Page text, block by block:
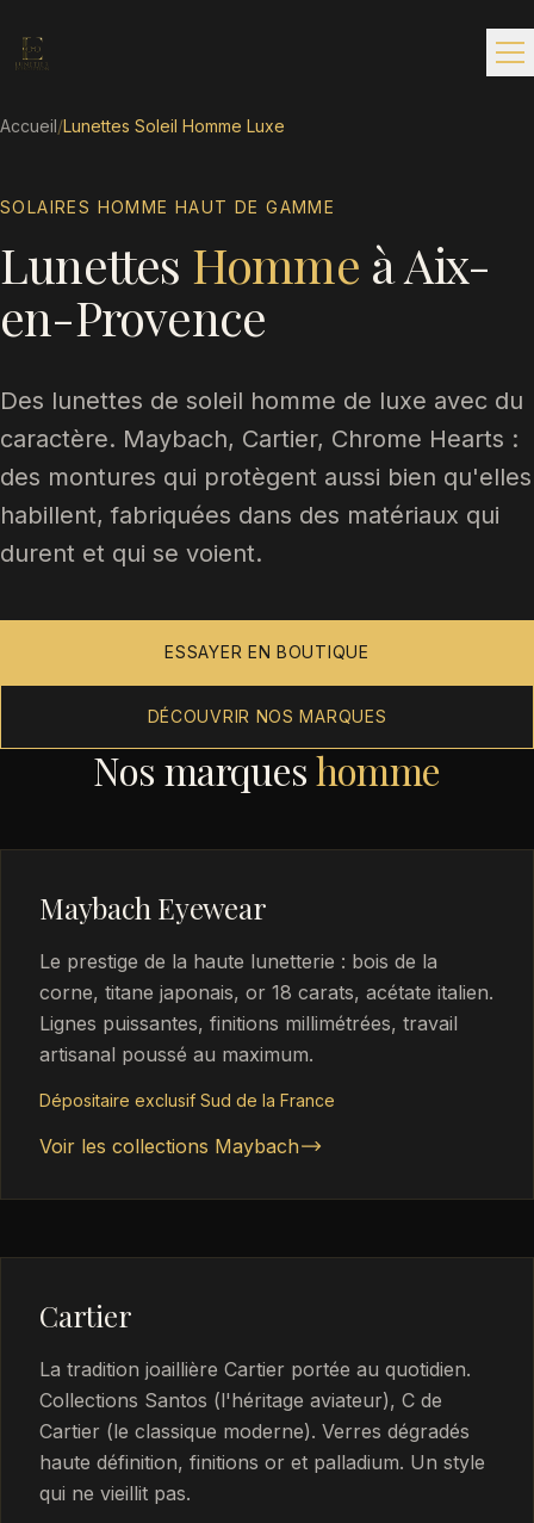
Accueil/Lunettes Soleil Homme Luxe
SOLAIRES HOMME HAUT DE GAMME
Lunettes Homme à Aix-
en-Provence
Des lunettes de soleil homme de luxe avec du
caractère. Maybach, Cartier, Chrome Hearts :
des montures qui protègent aussi bien qu'elles
habillent, fabriquées dans des matériaux qui
durent et qui se voient.
ESSAYER EN BOUTIQUE
DÉCOUVRIR NOS MARQUES
Nos marqueshomme
Maybach Eyewear
Le prestige de la haute lunetterie : bois de la
corne, titane japonais, or 18 carats, acétate italien.
Lignes puissantes, finitions millimétrées, travail
artisanal poussé au maximum.
Dépositaire exclusif Sud de la France
Voir les collections Maybach
Cartier
La tradition joaillière Cartier portée au quotidien.
Collections Santos (l'héritage aviateur), C de
Cartier (le classique moderne). Verres dégradés
haute définition, finitions or et palladium. Un style
qui ne vieillit pas.